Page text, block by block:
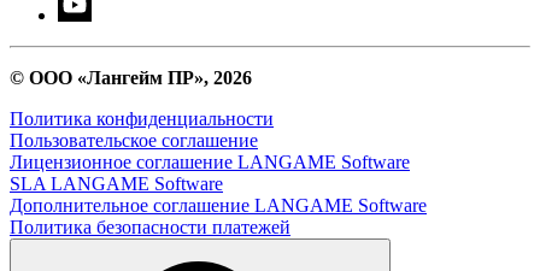
© ООО «Лангейм ПР», 2026
Политика конфиденциальности
Пользовательское соглашение
Лицензионное соглашение LANGAME Software
SLA LANGAME Software
Дополнительное соглашение LANGAME Software
Политика безопасности платежей